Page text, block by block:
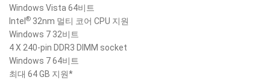
Windows Vista 64비트
Intel ® 32nm 멀티 코어 CPU 지원
Windows 7 32비트
4 X 240-pin DDR3 DIMM socket
Windows 7 64비트
최대 64 GB 지원*